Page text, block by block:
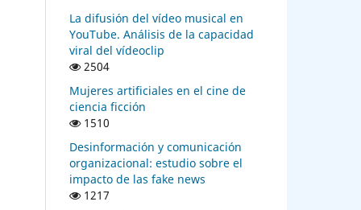
La difusión del vídeo musical en
YouTube. Análisis de la capacidad
viral del vídeoclip
2504
Mujeres artificiales en el cine de
ciencia ficción
1510
Desinformación y comunicación
organizacional: estudio sobre el
impacto de las fake news
1217